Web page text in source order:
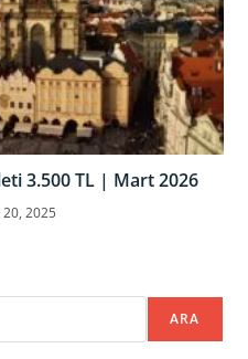
3.500 TL | Mart 2026
20, 2025
ARA